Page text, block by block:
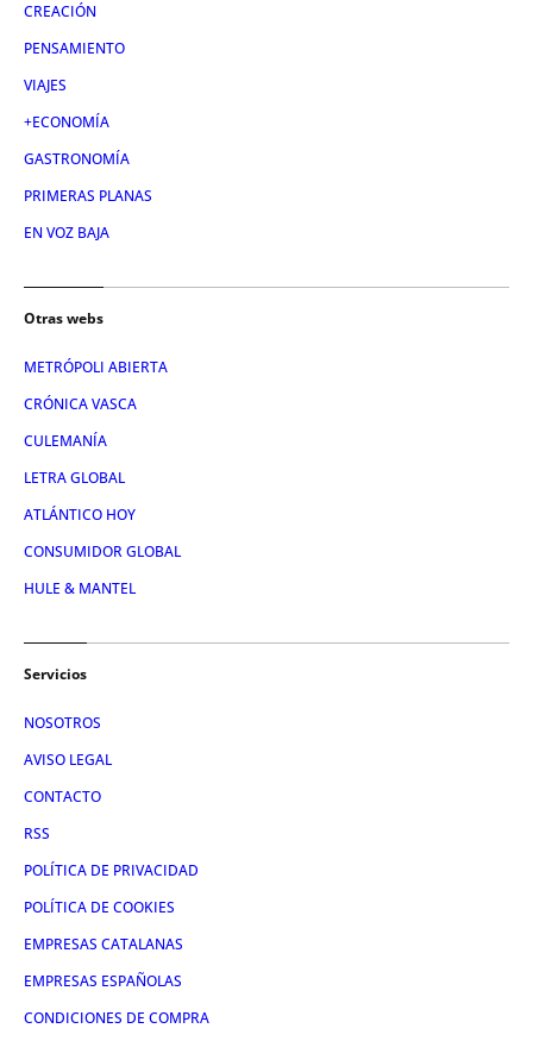
CREACIÓN
PENSAMIENTO
VIAJES
+ECONOMÍA
GASTRONOMÍA
PRIMERAS PLANAS
EN VOZ BAJA
Otras webs
METRÓPOLI ABIERTA
CRÓNICA VASCA
CULEMANÍA
LETRA GLOBAL
ATLÁNTICO HOY
CONSUMIDOR GLOBAL
HULE & MANTEL
Servicios
NOSOTROS
AVISO LEGAL
CONTACTO
RSS
POLÍTICA DE PRIVACIDAD
POLÍTICA DE COOKIES
EMPRESAS CATALANAS
EMPRESAS ESPAÑOLAS
CONDICIONES DE COMPRA